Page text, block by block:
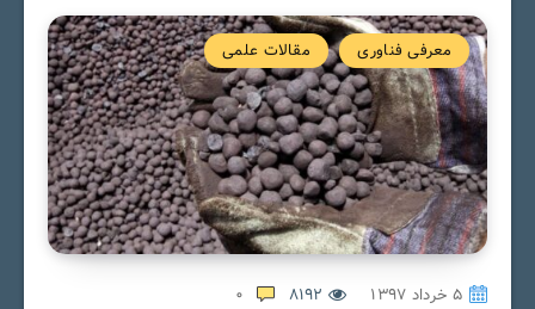
معرفی فناوری مقالات علمی
۵ خرداد ۱۳۹۷ 8192
0